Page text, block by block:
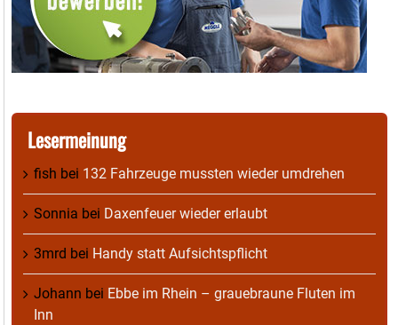
Lesermeinung
fish bei 132 Fahrzeuge mussten wieder umdrehen
Sonnia bei Daxenfeuer wieder erlaubt
3mrd bei Handy statt Aufsichtspflicht
Johann bei Ebbe im Rhein – grauebraune Fluten im
Inn